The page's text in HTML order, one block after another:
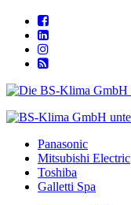
Panasonic
Mitsubishi Electric
Toshiba
Galletti Spa